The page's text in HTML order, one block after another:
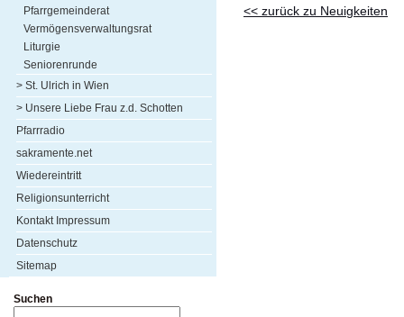
Pfarrgemeinderat
Vermögensverwaltungsrat
Liturgie
Seniorenrunde
> St. Ulrich in Wien
> Unsere Liebe Frau z.d. Schotten
Pfarrradio
sakramente.net
Wiedereintritt
Religionsunterricht
Kontakt Impressum
Datenschutz
Sitemap
Suchen
<< zurück zu Neuigkeiten